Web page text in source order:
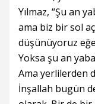
Yılmaz, “Şu an
ama biz bir sol
düşünüyoruz
Yoksa şu an
Ama yerlilerden
İnşallah bugün